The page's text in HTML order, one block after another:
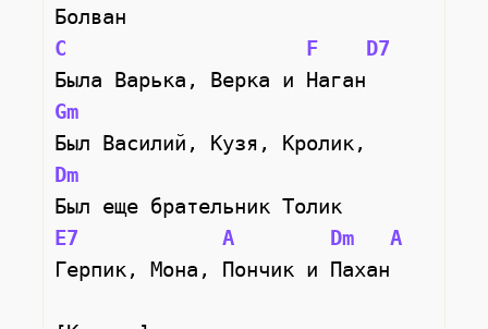
Болван
C
F
D7
Была Варька, Верка и Наган
Gm
Был Василий, Кузя, Кролик,
Dm
Был еще брательник Толик
E7
A Dm
A
Герпик, Мона, Пончик и Пахан